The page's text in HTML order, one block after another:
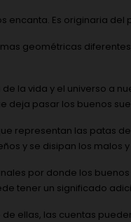
encanta. Es originaria
geométricas
de la vida y el universo
deja pasar los buenos
representan las patas
y se disipan los malos
por donde los
tener un significado
de ellas, las cuentas